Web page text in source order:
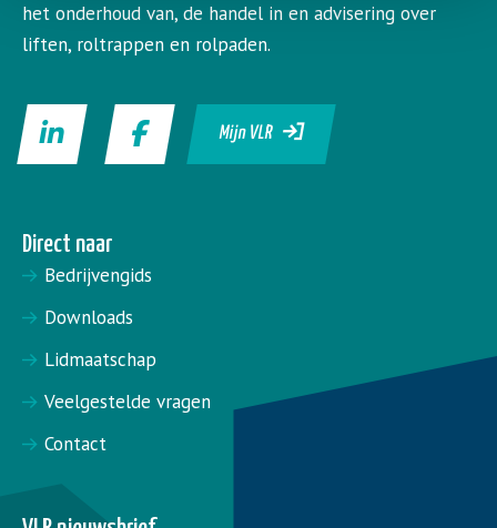
het onderhoud van, de handel in en advisering over
liften, roltrappen en rolpaden.
Mijn VLR
Direct naar
Bedrijvengids
Downloads
Lidmaatschap
Veelgestelde vragen
Contact